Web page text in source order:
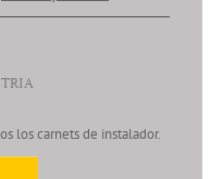
los carnets de instalador.